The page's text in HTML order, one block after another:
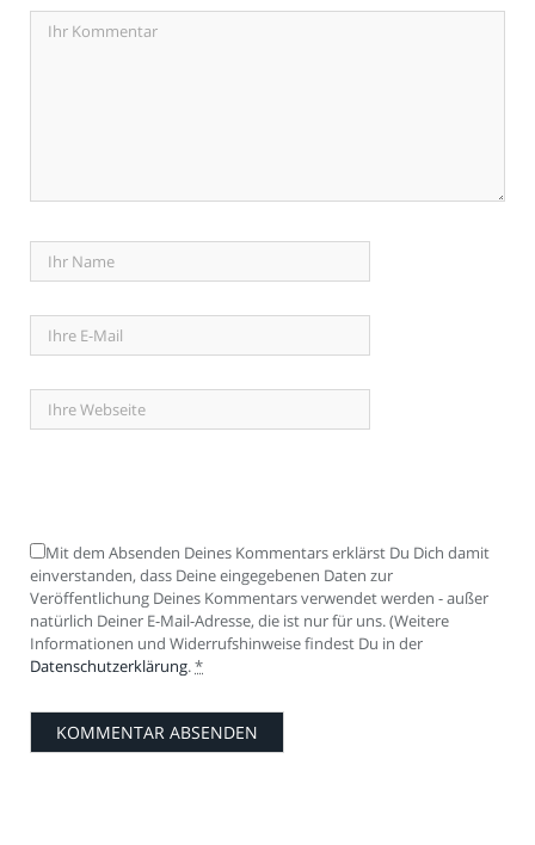
Mit dem Absenden Deines Kommentars erklärst Du Dich damit
einverstanden, dass Deine eingegebenen Daten zur
Veröffentlichung Deines Kommentars verwendet werden - außer
natürlich Deiner E-Mail-Adresse, die ist nur für uns. (Weitere
Informationen und Widerrufshinweise findest Du in der
Datenschutzerklärung.*